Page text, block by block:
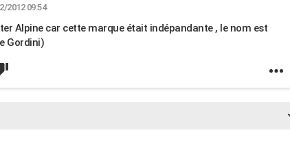
2012 09:54
Alpine car cette marque était indépandante , le nom est
Gordini)